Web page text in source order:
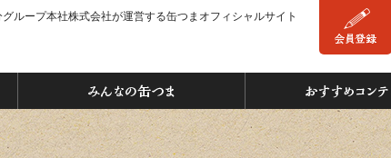
グループ本社株式会社が運営する缶つまオフィシャルサイト
缶つまラインナップ みんなの缶つま